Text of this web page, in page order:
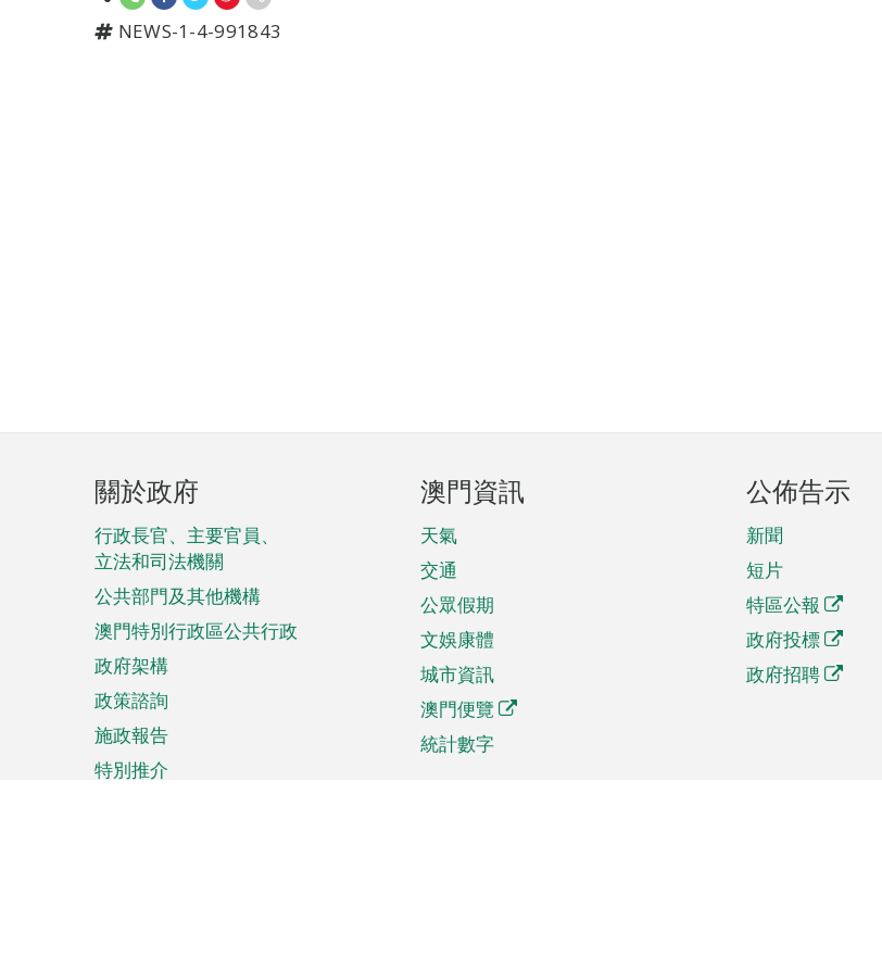
NEWS-1-4-991843
頁
腳
菜
單
關於政府
行政長官、主要官員、
立法和司法機關
公共部門及其他機構
澳門特別行政區公共行政
政府架構
政策諮詢
施政報告
特別推介
澳門資訊
天氣
交通
公眾假期
文娛康體
城市資訊
澳門便覽
統計數字
公佈告示
新聞
短片
特區公報
政府投標
政府招聘